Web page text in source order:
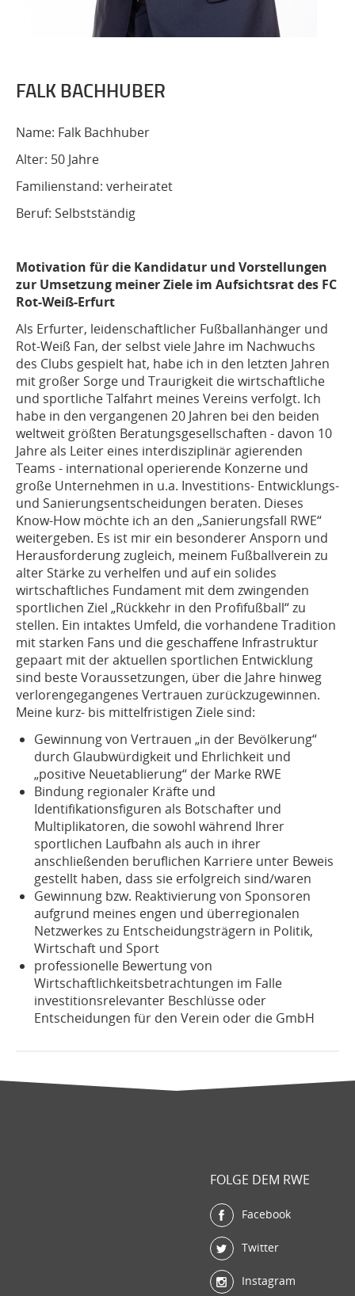
FALK BACHHUBER
Name: Falk Bachhuber
Alter: 50 Jahre
Familienstand: verheiratet
Beruf: Selbstständig
Motivation für die Kandidatur und Vorstellungen
zur Umsetzung meiner Ziele im Aufsichtsrat des FC
Rot-Weiß-Erfurt
Als Erfurter, leidenschaftlicher Fußballanhänger und
Rot-Weiß Fan, der selbst viele Jahre im Nachwuchs
des Clubs gespielt hat, habe ich in den letzten Jahren
mit großer Sorge und Traurigkeit die wirtschaftliche
und sportliche Talfahrt meines Vereins verfolgt. Ich
habe in den vergangenen 20 Jahren bei den beiden
weltweit größten Beratungsgesellschaften - davon 10
Jahre als Leiter eines interdisziplinär agierenden
Teams - international operierende Konzerne und
große Unternehmen in u.a. Investitions- Entwicklungs-
und Sanierungsentscheidungen beraten. Dieses
Know-How möchte ich an den „Sanierungsfall RWE“
weitergeben. Es ist mir ein besonderer Ansporn und
Herausforderung zugleich, meinem Fußballverein zu
alter Stärke zu verhelfen und auf ein solides
wirtschaftliches Fundament mit dem zwingenden
sportlichen Ziel „Rückkehr in den Profifußball“ zu
stellen. Ein intaktes Umfeld, die vorhandene Tradition
mit starken Fans und die geschaffene Infrastruktur
gepaart mit der aktuellen sportlichen Entwicklung
sind beste Voraussetzungen, über die Jahre hinweg
verlorengegangenes Vertrauen zurückzugewinnen.
Meine kurz- bis mittelfristigen Ziele sind:
Gewinnung von Vertrauen „in der Bevölkerung“
durch Glaubwürdigkeit und Ehrlichkeit und
„positive Neuetablierung“ der Marke RWE
Bindung regionaler Kräfte und
Identifikationsfiguren als Botschafter und
Multiplikatoren, die sowohl während Ihrer
sportlichen Laufbahn als auch in ihrer
anschließenden beruflichen Karriere unter Beweis
gestellt haben, dass sie erfolgreich sind/waren
Gewinnung bzw. Reaktivierung von Sponsoren
aufgrund meines engen und überregionalen
Netzwerkes zu Entscheidungsträgern in Politik,
Wirtschaft und Sport
professionelle Bewertung von
Wirtschaftlichkeitsbetrachtungen im Falle
investitionsrelevanter Beschlüsse oder
Entscheidungen für den Verein oder die GmbH
FOLGE DEM RWE
Facebook
Twitter
Instagram